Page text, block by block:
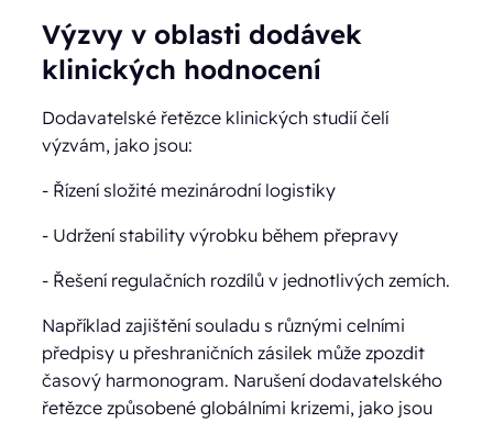
Výzvy v oblasti dodávek
klinických hodnocení
Dodavatelské řetězce klinických studií čelí
výzvám, jako jsou:
- Řízení složité mezinárodní logistiky
- Udržení stability výrobku během přepravy
- Řešení regulačních rozdílů v jednotlivých zemích.
Například zajištění souladu s různými celními
předpisy u přeshraničních zásilek může zpozdit
časový harmonogram. Narušení dodavatelského
řetězce způsobené globálními krizemi, jako jsou